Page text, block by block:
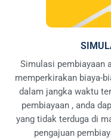
Simulasi pembiayaan
memperkirakan biaya-
dalam jangka waktu
pembiayaan , anda
yang tidak terduga di
pengajuan